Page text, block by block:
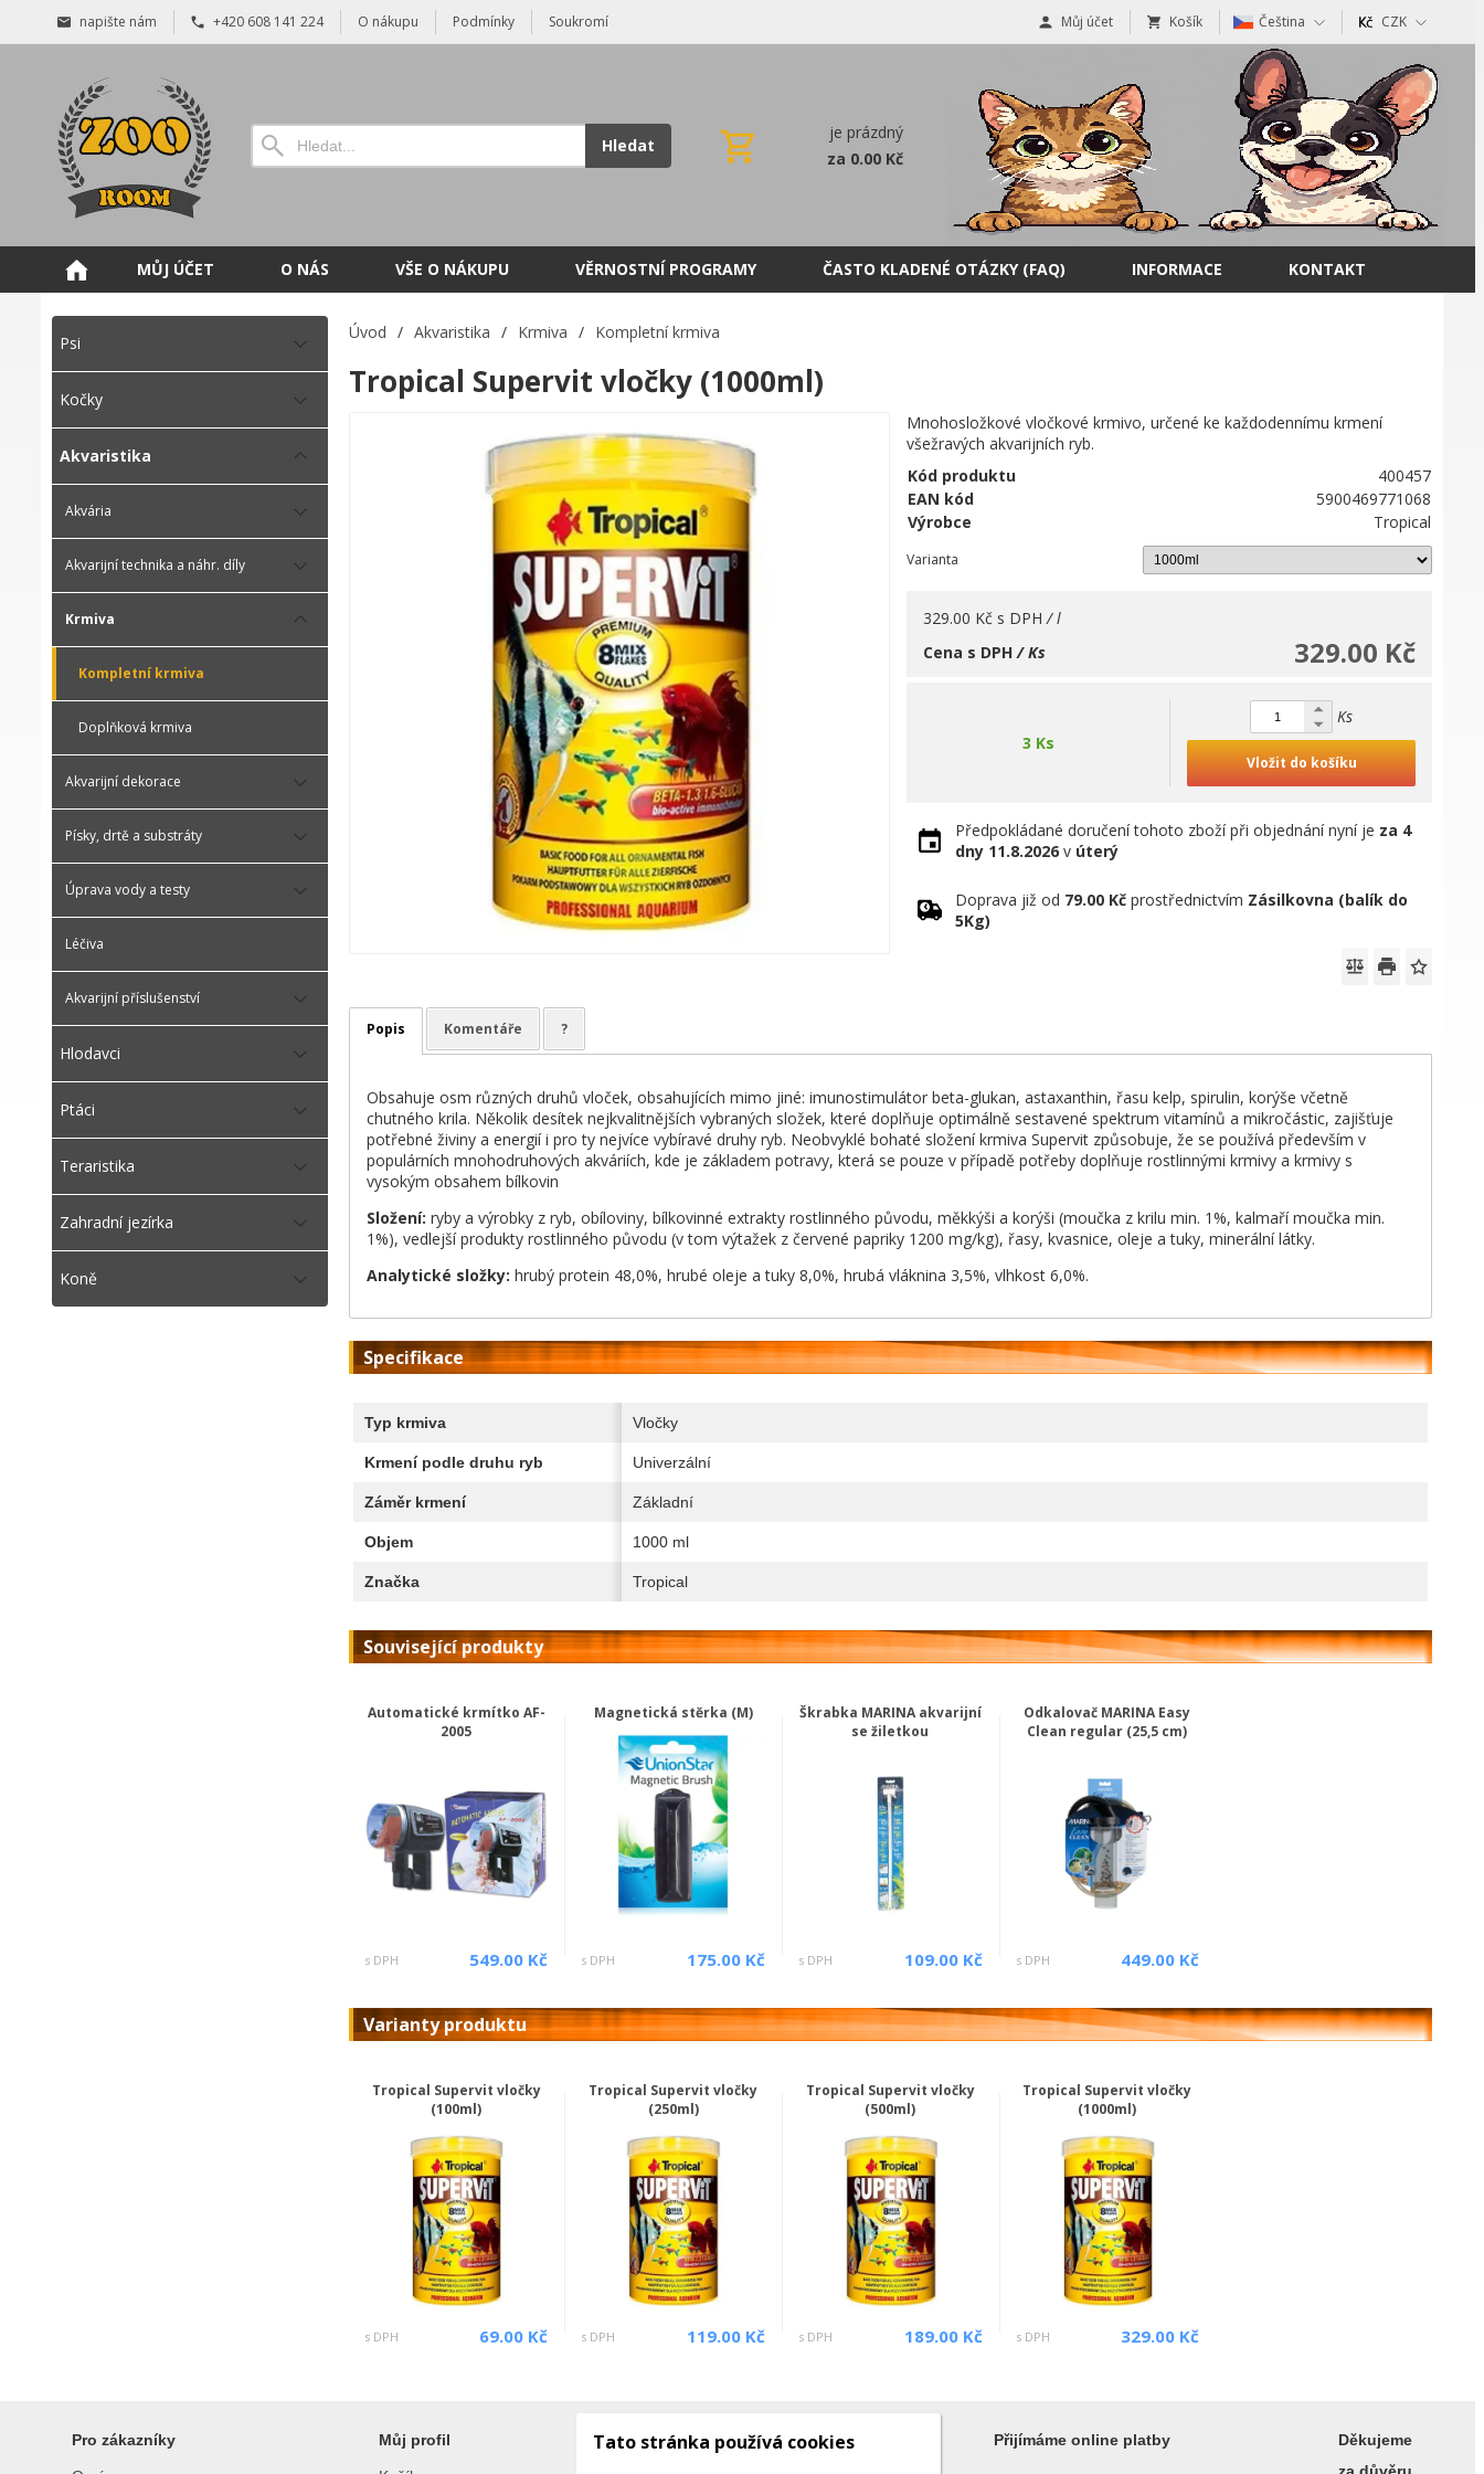
napište nám +420 608 141 224 O nákupu Podmínky Soukromí Můj účet Košík Čeština CZK
Hledat
je prázdný
za 0.00 Kč
MŮJ ÚČET O NÁS VŠE O NÁKUPU VĚRNOSTNÍ PROGRAMY ČASTO KLADENÉ OTÁZKY (FAQ) INFORMACE KONTAKT
Psi
Kočky
Akvaristika
Akvária
Akvarijní technika a náhr. díly
Krmiva
Kompletní krmiva
Doplňková krmiva
Akvarijní dekorace
Písky, drtě a substráty
Úprava vody a testy
Léčiva
Akvarijní příslušenství
Hlodavci
Ptáci
Teraristika
Zahradní jezírka
Koně
Úvod / Akvaristika / Krmiva / Kompletní krmiva
Tropical Supervit vločky (1000ml)
Mnohosložkové vločkové krmivo, určené ke každodennímu krmení
všežravých akvarijních ryb.
Kód produktu
400457
EAN kód
5900469771068
Výrobce
Tropical
Varianta
329.00 Kč s DPH / l
329.00 Kč
Cena s DPH/ Ks
3 Ks
Ks
Vložit do košíku
Předpokládané doručení tohoto zboží při objednání nyní je za 4
dny 11.8.2026 v úterý
Doprava již od 79.00 Kč prostřednictvím Zásilkovna (balík do
5Kg)
Popis Komentáře ?
Obsahuje osm různých druhů vloček, obsahujících mimo jiné: imunostimulátor beta-glukan, astaxanthin, řasu kelp, spirulin, korýše včetně
chutného krila. Několik desítek nejkvalitnějších vybraných složek, které doplňuje optimálně sestavené spektrum vitamínů a mikročástic, zajišťuje
potřebné živiny a energií i pro ty nejvíce vybíravé druhy ryb. Neobvyklé bohaté složení krmiva Supervit způsobuje, že se používá především v
populárních mnohodruhových akváriích, kde je základem potravy, která se pouze v případě potřeby doplňuje rostlinnými krmivy a krmivy s
vysokým obsahem bílkovin
Složení: ryby a výrobky z ryb, obíloviny, bílkovinné extrakty rostlinného původu, měkkýši a korýši (moučka z krilu min. 1%, kalmaří moučka min.
1%), vedlejší produkty rostlinného původu (v tom výtažek z červené papriky 1200 mg/kg), řasy, kvasnice, oleje a tuky, minerální látky.
Analytické složky: hrubý protein 48,0%, hrubé oleje a tuky 8,0%, hrubá vláknina 3,5%, vlhkost 6,0%.
Specifikace
Typ krmiva Vločky
Krmení podle druhu ryb Univerzální
Záměr krmení Základní
Objem 1000 ml
Značka Tropical
Související produkty
Automatické krmítko AF-
2005
s DPH 549.00 Kč
Magnetická stěrka (M)
s DPH 175.00 Kč
Škrabka MARINA akvarijní
se žiletkou
s DPH 109.00 Kč
Odkalovač MARINA Easy
Clean regular (25,5 cm)
s DPH 449.00 Kč
Varianty produktu
Tropical Supervit vločky
(100ml)
s DPH 69.00 Kč
Tropical Supervit vločky
(250ml)
s DPH 119.00 Kč
Tropical Supervit vločky
(500ml)
s DPH 189.00 Kč
Tropical Supervit vločky
(1000ml)
s DPH 329.00 Kč
Pro zákazníky Můj profil Kontakty Přijímáme online platby
Děkujeme
Tato stránka používá cookies